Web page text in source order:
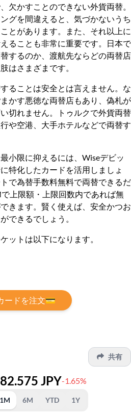
欠かすことのできない外貨両替。
グを間違えると、気づかないうち
とがあります。また、それ以上に
ることも非常に重要です。日本で
するのか、渡航先ならどの両替店
はさまざまです。
ることは安全とは言えません。な
かす悪徳な両替店もあり、偽札が
切れません。トゥルクで外貨両替
や空港、大手ホテルなどで両替す
小限に抑えるには、Wiseデビッ
特化したカードを活用しましょ
で為替手数料無料で両替できるだ
上限額・上限回数内であれば無
きます。賢く使えば、安全かつお
できるでしょう。
ットは以下になります。
ードを注文💳
共有
JPY-1.65%
1M 6M YTD 1Y